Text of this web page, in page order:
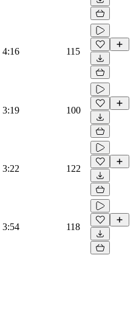
4:16 115
3:19 100
3:22 122
3:54 118